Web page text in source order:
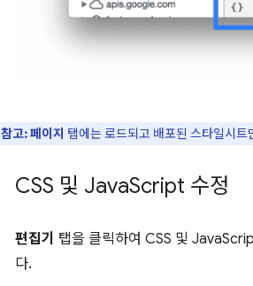
참고:페이지 탭에는 로드되고 배포된 스타일시트
CSS 및 JavaScript 수정
편집기 탭을 클릭하여 CSS 및
다.